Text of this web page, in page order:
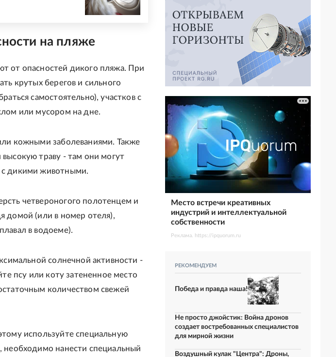
на пляже
от опасностей дикого пляжа. При
крутых берегов и сильного
самостоятельно), участков с
или мусором на дне.
кожными заболеваниями. Также
траву - там они могут
с дикими животными.
четвероногого полотенцем и
домой (или в номер отеля),
в водоеме).
солнечной активности -
псу или коту затененное место
количеством свежей
используйте специальную
нанести специальный
Место встречи креативных
индустрий и интеллектуальной
собственности
Реклама. https://ipquorum.ru
РЕКОМЕНДУЕМ
Победа и правда наша!
Не просто джойстик: Война дронов
создает востребованных специалистов
для мирной жизни
Воздушный кулак "Центра": Дроны,